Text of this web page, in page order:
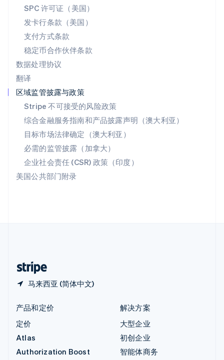
SPC 许可证（美国）
发卡行条款（美国）
支付方式条款
稳定币合作伙伴条款
数据处理协议
翻译
区域监管披露与政策
Stripe 不可接受的风险政策
综合金融服务指南和产品披露声明（澳大利亚）
目标市场法律确定（澳大利亚）
必需的监管披露（加拿大）
企业社会责任 (CSR) 政策（印度）
美国公共部门附录
马来西亚 (简体中文)
斯洛文尼亚
泰国
ไทยEnglish
希腊
English
西班牙
新加坡
新西兰
English
匈牙利
English
意大利
ItalianoEnglish
English
产品和定价
定价
Atlas
Authorization Boost
解决方案
大型企业
初创企业
智能体商务